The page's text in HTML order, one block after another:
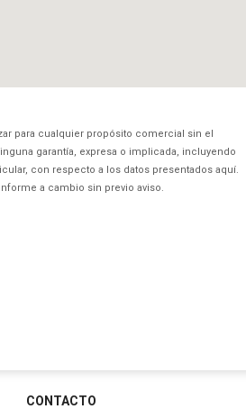
para cualquier propósito comercial sin el
garantía, expresa o implicada, incluyendo
con respecto a los datos presentados aquí.
a cambio sin previo aviso.
CONTACTO